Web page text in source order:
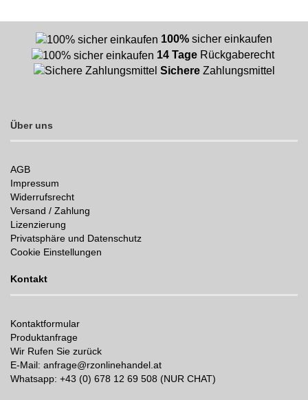
100% sicher einkaufen
14 Tage Rückgaberecht
Sichere Zahlungsmittel
Über uns
AGB
Impressum
Widerrufsrecht
Versand / Zahlung
Lizenzierung
Privatsphäre und Datenschutz
Cookie Einstellungen
Kontakt
Kontaktformular
Produktanfrage
Wir Rufen Sie zurück
E-Mail: anfrage@rzonlinehandel.at
Whatsapp: +43 (0) 678 12 69 508 (NUR CHAT)